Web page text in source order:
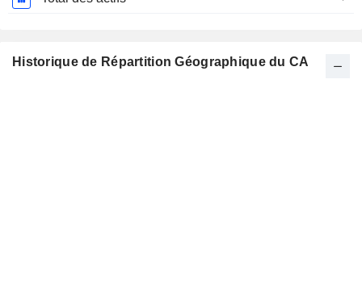
Historique de Répartition Géographique du CA